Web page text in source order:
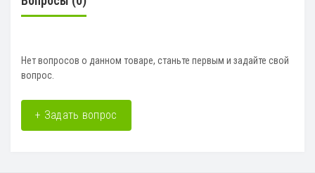
Нет вопросов о данном товаре, станьте первым и задайте свой
вопрос.
+ Задать вопрос